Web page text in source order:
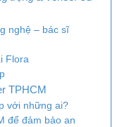
nghệ – bác sĩ
Flora
TPHCM
với những ai?
để đảm bảo an